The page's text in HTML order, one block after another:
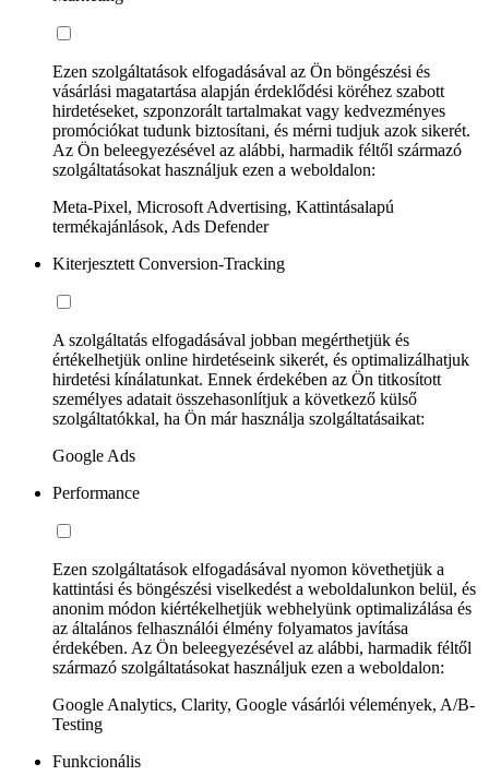
Ezen szolgáltatások elfogadásával az Ön böngészési és
vásárlási magatartása alapján érdeklődési köréhez szabott
hirdetéseket, szponzorált tartalmakat vagy kedvezményes
promóciókat tudunk biztosítani, és mérni tudjuk azok sikerét.
Az Ön beleegyezésével az alábbi, harmadik féltől származó
szolgáltatásokat használjuk ezen a weboldalon:
Meta-Pixel, Microsoft Advertising, Kattintásalapú
termékajánlások, Ads Defender
Kiterjesztett Conversion-Tracking
A szolgáltatás elfogadásával jobban megérthetjük és
értékelhetjük online hirdetéseink sikerét, és optimalizálhatjuk
hirdetési kínálatunkat. Ennek érdekében az Ön titkosított
személyes adatait összehasonlítjuk a következő külső
szolgáltatókkal, ha Ön már használja szolgáltatásaikat:
Google Ads
Performance
Ezen szolgáltatások elfogadásával nyomon követhetjük a
kattintási és böngészési viselkedést a weboldalunkon belül, és
anonim módon kiértékelhetjük webhelyünk optimalizálása és
az általános felhasználói élmény folyamatos javítása
érdekében. Az Ön beleegyezésével az alábbi, harmadik féltől
származó szolgáltatásokat használjuk ezen a weboldalon:
Google Analytics, Clarity, Google vásárlói vélemények, A/B-
Testing
Funkcionális